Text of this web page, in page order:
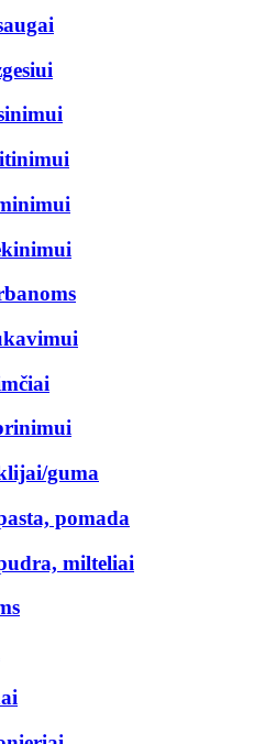
guma
pomada
milteliai